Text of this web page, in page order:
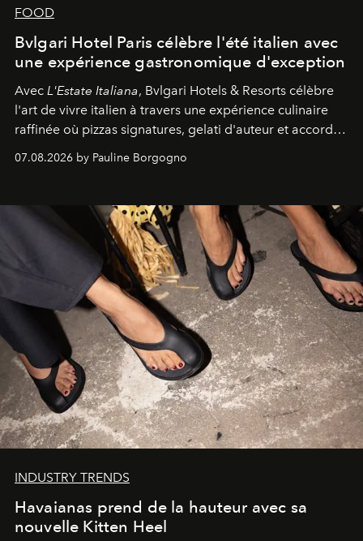
FOOD
Bvlgari Hotel Paris célèbre l'été italien avec
une expérience gastronomique d'exception
Avec L'Estate Italiana, Bvlgari Hotels & Resorts célèbre
l'art de vivre italien à travers une expérience culinaire
raffinée où pizzas signatures, gelati d'auteur et accords
d'exception composent un véritable voyage sensoriel.
07.08.2026 by Pauline Borgogno
INDUSTRY TRENDS
Havaianas prend de la hauteur avec sa
nouvelle Kitten Heel